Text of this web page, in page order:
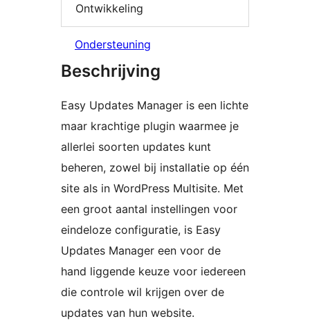
Ontwikkeling
Ondersteuning
Beschrijving
Easy Updates Manager is een lichte
maar krachtige plugin waarmee je
allerlei soorten updates kunt
beheren, zowel bij installatie op één
site als in WordPress Multisite. Met
een groot aantal instellingen voor
eindeloze configuratie, is Easy
Updates Manager een voor de
hand liggende keuze voor iedereen
die controle wil krijgen over de
updates van hun website.